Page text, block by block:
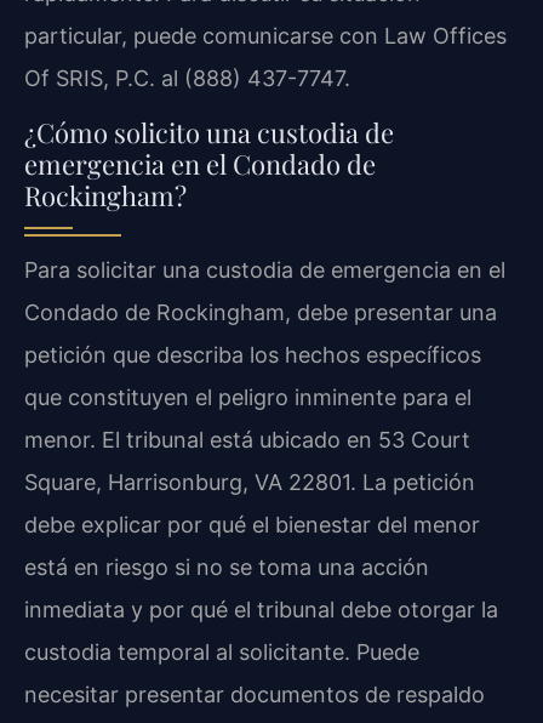
particular, puede comunicarse con Law Offices
Of SRIS, P.C. al (888) 437-7747.
¿Cómo solicito una custodia de
emergencia en el Condado de
Rockingham?
Para solicitar una custodia de emergencia en el
Condado de Rockingham, debe presentar una
petición que describa los hechos específicos
que constituyen el peligro inminente para el
menor. El tribunal está ubicado en 53 Court
Square, Harrisonburg, VA 22801. La petición
debe explicar por qué el bienestar del menor
está en riesgo si no se toma una acción
inmediata y por qué el tribunal debe otorgar la
custodia temporal al solicitante. Puede
necesitar presentar documentos de respaldo